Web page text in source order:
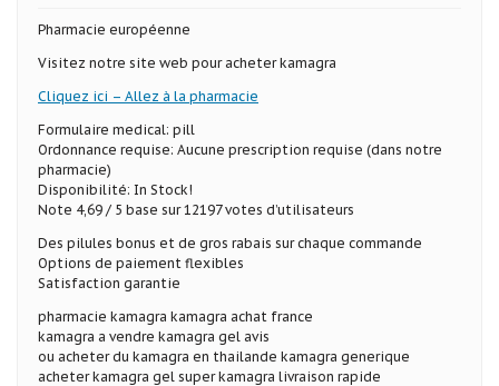
Pharmacie européenne
Visitez notre site web pour acheter kamagra
Cliquez ici – Allez à la pharmacie
Formulaire medical: pill
Ordonnance requise: Aucune prescription requise (dans notre
pharmacie)
Disponibilité: In Stock!
Note 4,69 / 5 base sur 12197 votes d’utilisateurs
Des pilules bonus et de gros rabais sur chaque commande
Options de paiement flexibles
Satisfaction garantie
pharmacie kamagra kamagra achat france
kamagra a vendre kamagra gel avis
ou acheter du kamagra en thailande kamagra generique
acheter kamagra gel super kamagra livraison rapide